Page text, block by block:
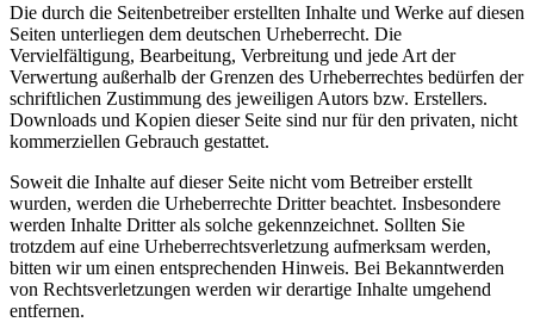
Die durch die Seitenbetreiber erstellten Inhalte und Werke auf diesen
Seiten unterliegen dem deutschen Urheberrecht. Die
Vervielfältigung, Bearbeitung, Verbreitung und jede Art der
Verwertung außerhalb der Grenzen des Urheberrechtes bedürfen der
schriftlichen Zustimmung des jeweiligen Autors bzw. Erstellers.
Downloads und Kopien dieser Seite sind nur für den privaten, nicht
kommerziellen Gebrauch gestattet.
Soweit die Inhalte auf dieser Seite nicht vom Betreiber erstellt
wurden, werden die Urheberrechte Dritter beachtet. Insbesondere
werden Inhalte Dritter als solche gekennzeichnet. Sollten Sie
trotzdem auf eine Urheberrechtsverletzung aufmerksam werden,
bitten wir um einen entsprechenden Hinweis. Bei Bekanntwerden
von Rechtsverletzungen werden wir derartige Inhalte umgehend
entfernen.